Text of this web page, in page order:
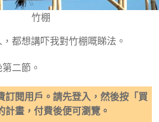
竹棚
都想講吓我對竹棚嘅睇法。
二節。
訂閱用戶。請先登入，然後按「買
計畫，付費後便可瀏覽。